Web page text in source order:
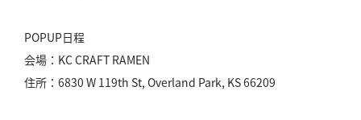
POPUP日程
会場：KC CRAFT RAMEN
住所：6830 W 119th St, Overland Park, KS 66209